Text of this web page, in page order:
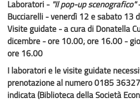
Laboratori - "Il pop-up scenografico"
Bucciarelli - venerdì 12 e sabato 13
Visite guidate - a cura di Donatella
dicembre - ore 10.00; ore 16.00 -
ore 16.00
I laboratori e le visite guidate
prenotazione al numero 0185
indicata (Biblioteca della Società